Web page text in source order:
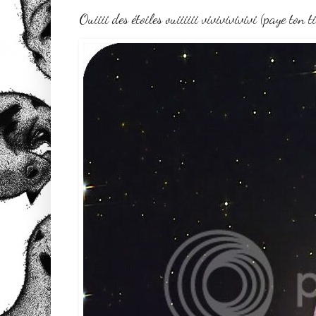
Ouiiii des étoiles ouiiiiii vivivivivivi (paye ton